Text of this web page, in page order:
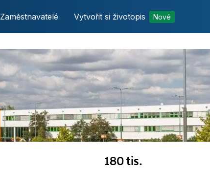
Zaměstnavatelé Vytvořit si životopis Nové
180 tis.